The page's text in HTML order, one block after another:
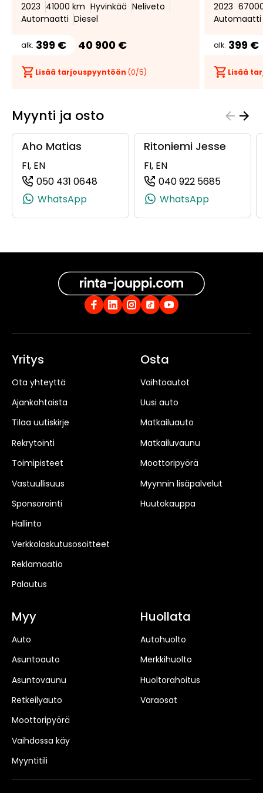
2023 41000 km Hyvinkää Neliveto
Automaatti Diesel
alk. 399 € 40 900 €
Lisää tarjouspyyntöön (0/5)
2023
Automaatti
alk. 399 €
Lisää
Myynti ja osto
Aho Matias
FI, EN
050 431 0648
(+358504310648, 0504310648,
WhatsApp
Ritoniemi Jesse
FI, EN
040 922 5685
WhatsApp
Yritys
Ota yhteyttä
Ajankohtaista
Tilaa uutiskirje
Rekrytointi
Toimipisteet
Vastuullisuus
Sponsorointi
Hallinto
Verkkolaskutusosoitteet
Reklamaatio
Palautus
Osta
Vaihtoautot
Uusi auto
Matkailuauto
Matkailuvaunu
Moottoripyörä
Myynnin lisäpalvelut
Huutokauppa
Myy
Auto
Asuntoauto
Asuntovaunu
Retkeilyauto
Moottoripyörä
Vaihdossa käy
Myyntitili
Huollata
Autohuolto
Merkkihuolto
Huoltorahoitus
Varaosat